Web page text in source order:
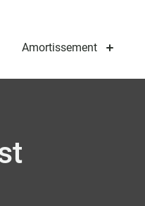
Amortissement